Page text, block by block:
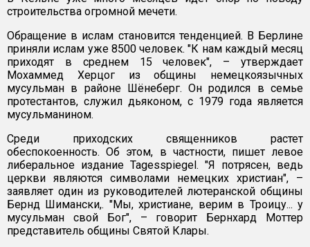
строительства огромной мечети.
Обращение в ислам становится тенденцией. В Берлине
приняли ислам уже 8500 человек. "К нам каждый месяц
приходят в среднем 15 человек", – утверждает
Мохаммед Херцог из общины немецкоязычных
мусульман в районе Шёнеберг. Он родился в семье
протестантов, служил дьяконом, с 1979 года является
мусульманином.
Среди приходских священников растет
обеспокоенность. Об этом, в частности, пишет левое
либеральное издание Tagesspiegel. "Я потрясен, ведь
церкви являются символами немецких христиан", –
заявляет один из руководителей лютеранской общины
Бернд Шимански,. "Мы, христиане, верим в Троицу... у
мусульман свой Бог", – говорит Бернхард Моттер
представитель общины Святой Клары.